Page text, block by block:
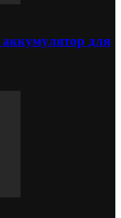
для